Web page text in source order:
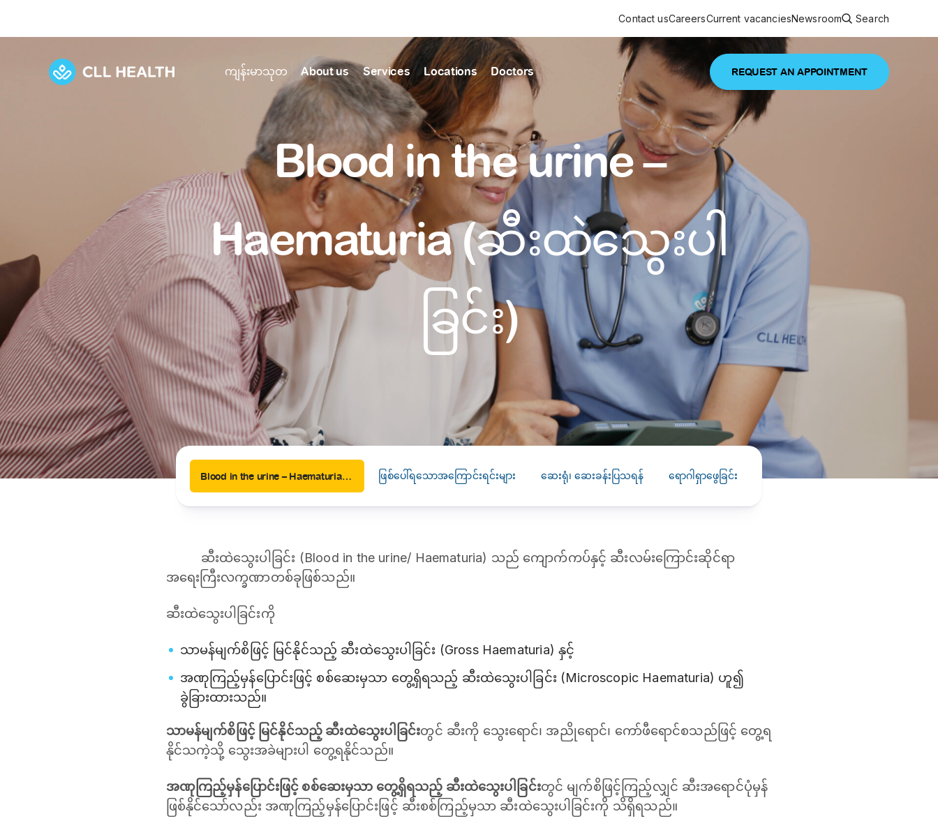
ကျန်းမာသုတ
Emergencies
Diseases and Conditions
Symptoms
Tests and Procedures
Drugs and Supplements
Healthy Lifestyles
Find Health articles by first letter
A B C F G H I J
L
M N O Q R S T
W
Y Z #
Or search by keyword
ALL ARTICLES
Featured article
DISEASES AND CONDITIONS
22 APR 2026
Melioidosis (မယ်လီယွိုက်ဒိုး
ဆစ် ပြင်းထန်ကူးစက်ရောဂါ)
ဘက်တီးရီးယားပိုးကြောင့်ဖြစ်သော မယ်
လီယွိုက်ဒိုးဆစ် ပြင်းထန်
About us
Discover our commitment to transforming healthcare
Our history
Careers
News
News & Announcements
PRESS RELEASE
16 JAN 2026
CLL HEALTH
Strengthens
Presence in Upper
Myanmar Through
Phyu Laboratory and
HEALTH is pleased to
PRESS RELEASE
29 AUG 2024
CLL HEALTH unveils
Shin Saw Pu Clinic in
Yangon, advancing
primary care
services
Yangon, Myanmar, 29
Services
Comprehensive care for your health and well-being
Primary care Developmental screening
Immunisation Diagnostics
Digestive care Fertility care
Rehabilitation Health screening
Our featured services
Trusted care for every stage of life
Primary care
Comprehensive and continuing health care from prenatal
to elderly stages, coordinating with specialists as
needed
Locations
Comprehensive care for your health and well-being
Our polyclinics
Quality primary and specialty care near you
Our clinics
Diagnostics and treatment in one place
Laboratories
Accurate and reliable diagnostic testing services
Medical travel offices
One-stop medical referral services
Our clinics
Dedicated to providing comprehensive interdisciplinary
healthcare services
Shin Saw Pu Clinic
A Top-Tier Primary Care Facility Inaugurated in Yangon for
Local and Expatriate Families
Doctors REQUEST AN APPOINTMENT
Contact usCareersCurrent vacanciesNewsroom Search
Blood in the urine –
Haematuria (ဆီးထဲသွေးပါ
ခြင်း)
Blood in the urine – Haematuria (ဆီးထဲသွေးပါခြင်း) ဖြစ်ပေါ်ရသောအကြောင်းရင်းများ ဆေးရုံ၊ ဆေးခန်းပြသရန် ရောဂါရှာဖွေခြင်း
ဆီးထဲသွေးပါခြင်း (Blood in the urine/ Haematuria) သည် ကျောက်ကပ်နှင့် ဆီးလမ်းကြောင်းဆိုင်ရာ
အရေးကြီးလက္ခဏာတစ်ခုဖြစ်သည်။
ဆီးထဲသွေးပါခြင်းကို
သာမန်မျက်စိဖြင့် မြင်နိုင်သည့် ဆီးထဲသွေးပါခြင်း (Gross Haematuria) နှင့်
အဏုကြည့်မှန်ပြောင်းဖြင့် စစ်ဆေးမှသာ တွေ့ရှိရသည့် ဆီးထဲသွေးပါခြင်း (Microscopic Haematuria) ဟူ၍
ခွဲခြားထားသည်။
သာမန်မျက်စိဖြင့် မြင်နိုင်သည့် ဆီးထဲသွေးပါခြင်းတွင် ဆီးကို သွေးရောင်၊ အညိုရောင်၊ ကော်ဖီရောင်စသည်ဖြင့် တွေ့ရ
နိုင်သကဲ့သို့ သွေးအခဲများပါ တွေ့ရနိုင်သည်။
အဏုကြည့်မှန်ပြောင်းဖြင့် စစ်ဆေးမှသာ တွေ့ရှိရသည့် ဆီးထဲသွေးပါခြင်းတွင် မျက်စိဖြင့်ကြည့်လျှင် ဆီးအရောင်ပုံမှန်
ဖြစ်နိုင်သော်လည်း အဏုကြည့်မှန်ပြောင်းဖြင့် ဆီးစစ်ကြည့်မှသာ ဆီးထဲသွေးပါခြင်းကို သိရှိရသည်။